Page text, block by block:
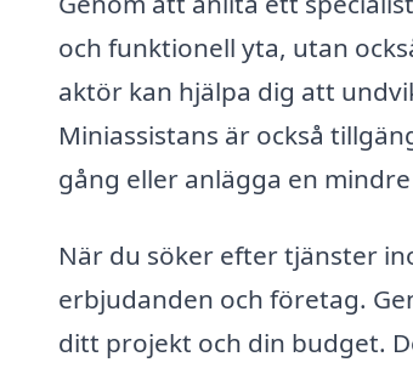
och funktionell yta, utan
aktör kan hjälpa dig att
Miniassistans är också
gång eller anlägga en
När du söker efter tjänster
erbjudanden och företag.
ditt projekt och din budget.